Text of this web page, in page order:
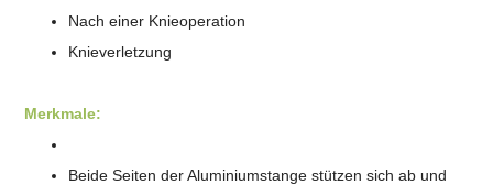
Nach einer Knieoperation
Knieverletzung
Merkmale:
Beide Seiten der Aluminiumstange stützen sich ab und